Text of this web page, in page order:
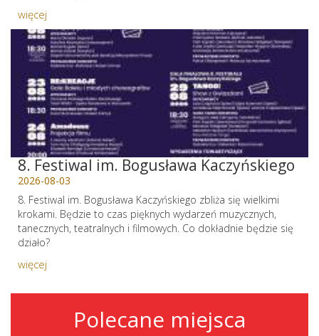
więcej
8. Festiwal im. Bogusława Kaczyńskiego
2026-08-03
8. Festiwal im. Bogusława Kaczyńskiego zbliża się wielkimi
krokami. Będzie to czas pięknych wydarzeń muzycznych,
tanecznych, teatralnych i filmowych. Co dokładnie będzie się
działo?
więcej
Polecane miejsca